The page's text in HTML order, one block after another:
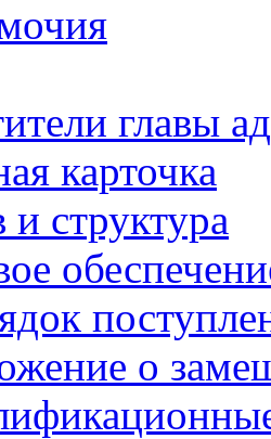
главы
карточка
и структура
о